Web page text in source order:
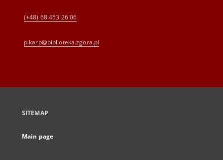
(+48) 68 453 26 06
p.karp@biblioteka.zgora.pl
SITEMAP
Main page